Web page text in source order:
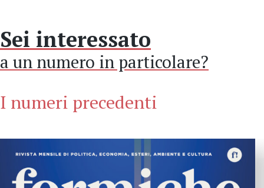
Sei interessato
a un numero in particolare?
I numeri precedenti